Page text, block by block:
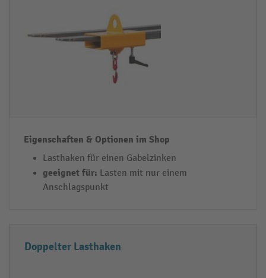
a
y
c
&
O
p
ti
n
Lasthaken für einen Gabelzinken
geeignet für: Lasten mit nur einem
Anschlagspunkt
Doppelter Lasthaken